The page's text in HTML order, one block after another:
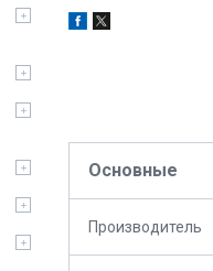
Основные
Производитель